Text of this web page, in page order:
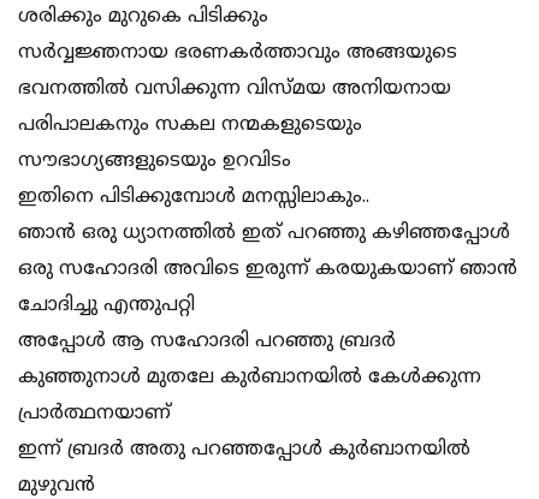
ശരിക്കും മുറുകെ പിടിക്കും
സർവ്വജ്ഞനായ ഭരണകർത്താവും അങ്ങയുടെ
ഭവനത്തിൽ വസിക്കുന്ന വിസ്മയ അനിയനായ
പരിപാലകനും സകല നന്മകളുടെയും
സൗഭാഗ്യങ്ങളുടെയും ഉറവിടം
ഇതിനെ പിടിക്കുമ്പോൾ മനസ്സിലാകും..
ഞാൻ ഒരു ധ്യാനത്തിൽ ഇത് പറഞ്ഞു കഴിഞ്ഞപ്പോൾ
ഒരു സഹോദരി അവിടെ ഇരുന്ന് കരയുകയാണ് ഞാൻ
ചോദിച്ചു എന്തുപറ്റി
അപ്പോൾ ആ സഹോദരി പറഞ്ഞു ബ്രദർ
കുഞ്ഞുനാൾ മുതലേ കുർബാനയിൽ കേൾക്കുന്ന
പ്രാർത്ഥനയാണ്
ഇന്ന് ബ്രദർ അതു പറഞ്ഞപ്പോൾ കുർബാനയിൽ
മുഴുവൻ